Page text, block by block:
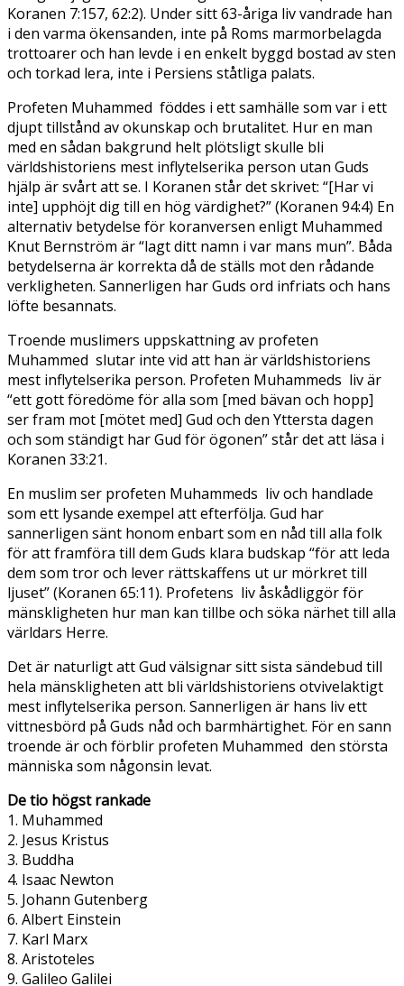
Koranen 7:157, 62:2). Under sitt 63-åriga liv vandrade han
i den varma ökensanden, inte på Roms marmorbelagda
trottoarer och han levde i en enkelt byggd bostad av sten
och torkad lera, inte i Persiens ståtliga palats.
Profeten Muhammed föddes i ett samhälle som var i ett
djupt tillstånd av okunskap och brutalitet. Hur en man
med en sådan bakgrund helt plötsligt skulle bli
världshistoriens mest inflytelserika person utan Guds
hjälp är svårt att se. I Koranen står det skrivet: “[Har vi
inte] upphöjt dig till en hög värdighet?” (Koranen 94:4) En
alternativ betydelse för koranversen enligt Muhammed
Knut Bernström är “lagt ditt namn i var mans mun”. Båda
betydelserna är korrekta då de ställs mot den rådande
verkligheten. Sannerligen har Guds ord infriats och hans
löfte besannats.
Troende muslimers uppskattning av profeten
Muhammed slutar inte vid att han är världshistoriens
mest inflytelserika person. Profeten Muhammeds liv är
“ett gott föredöme för alla som [med bävan och hopp]
ser fram mot [mötet med] Gud och den Yttersta dagen
och som ständigt har Gud för ögonen” står det att läsa i
Koranen 33:21.
En muslim ser profeten Muhammeds liv och handlade
som ett lysande exempel att efterfölja. Gud har
sannerligen sänt honom enbart som en nåd till alla folk
för att framföra till dem Guds klara budskap “för att leda
dem som tror och lever rättskaffens ut ur mörkret till
ljuset” (Koranen 65:11). Profetens liv åskådliggör för
mänskligheten hur man kan tillbe och söka närhet till alla
världars Herre.
Det är naturligt att Gud välsignar sitt sista sändebud till
hela mänskligheten att bli världshistoriens otvivelaktigt
mest inflytelserika person. Sannerligen är hans liv ett
vittnesbörd på Guds nåd och barmhärtighet. För en sann
troende är och förblir profeten Muhammed den största
människa som någonsin levat.
De tio högst rankade
1. Muhammed
2. Jesus Kristus
3. Buddha
4. Isaac Newton
5. Johann Gutenberg
6. Albert Einstein
7. Karl Marx
8. Aristoteles
9. Galileo Galilei